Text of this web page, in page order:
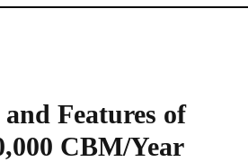
Features of
CBM/Year